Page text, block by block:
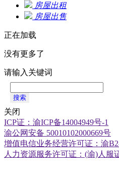
房屋出租
房屋出售
正在加载
没有更多了
请输入关键词
搜索
关闭
ICP证：渝ICP备14004949号-1
渝公网安备 50010102000669号
增值电信业务经营许可证：渝
人力资源服务许可证：(渝)人服